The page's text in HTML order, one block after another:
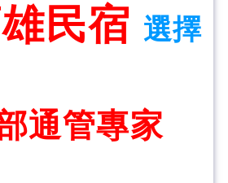
民宿 選擇
通管專家